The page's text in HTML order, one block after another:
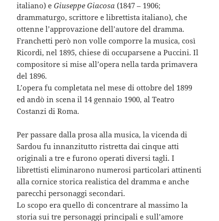
italiano) eGiuseppe Giacosa (1847 – 1906;
drammaturgo, scrittore e librettista italiano), che
ottenne l’approvazione dell’autore del dramma.
Franchetti però non volle comporre la musica, così
Ricordi, nel 1895, chiese di occuparsene a Puccini. Il
compositore si mise all’opera nella tarda primavera
del 1896.
L’opera fu completata nel mese di ottobre del 1899
ed andò in scena il 14 gennaio 1900, al Teatro
Costanzi di Roma.
Per passare dalla prosa alla musica, la vicenda di
Sardou fu innanzitutto ristretta dai cinque atti
originali a tre e furono operati diversi tagli. I
librettisti eliminarono numerosi particolari attinenti
alla cornice storica realistica del dramma e anche
parecchi personaggi secondari.
Lo scopo era quello di concentrare al massimo la
storia sui tre personaggi principali e sull’amore